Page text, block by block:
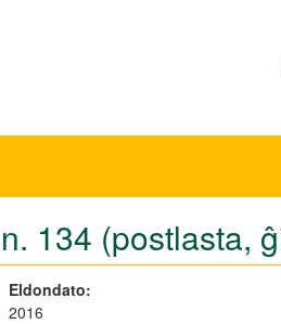
134 (postlasta,
Eldondato:
2016